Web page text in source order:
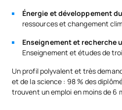
PREMIÈRE PÉRIODE DE QUATRE MOIS
Code Matières
C0442601
Apprentissage
automatique
Énergie et développement
ressources et changement
Enseignement et recherche
Enseignement et études de
Un profil polyvalent et très
et de la science : 98 % des
trouvent un emploi en moins de 6